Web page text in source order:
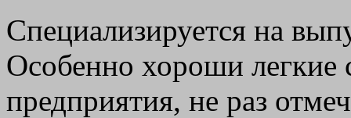
Специализируется на
Особенно хороши легкие
предприятия, не раз